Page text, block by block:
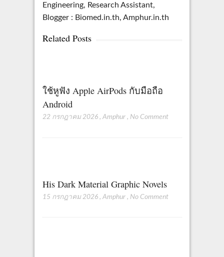
Engineering, Research Assistant,
Blogger : Biomed.in.th, Amphur.in.th
Related Posts
ใช้หูฟัง Apple AirPods กับมือถือ
Android
22 กรกฎาคม 2026 , Amphur , No Comment
His Dark Material Graphic Novels
15 กรกฎาคม 2026 , Amphur , No Comment